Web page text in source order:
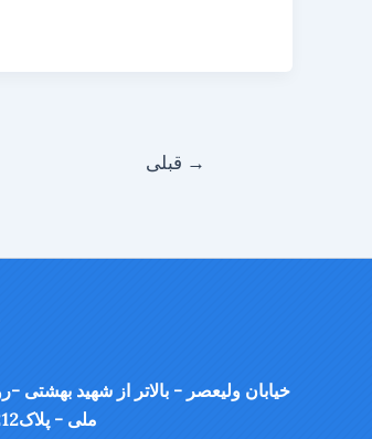
→ قبلی
خیابان ولیعصر - بالاتر از شهید
ملی - پلاک2212